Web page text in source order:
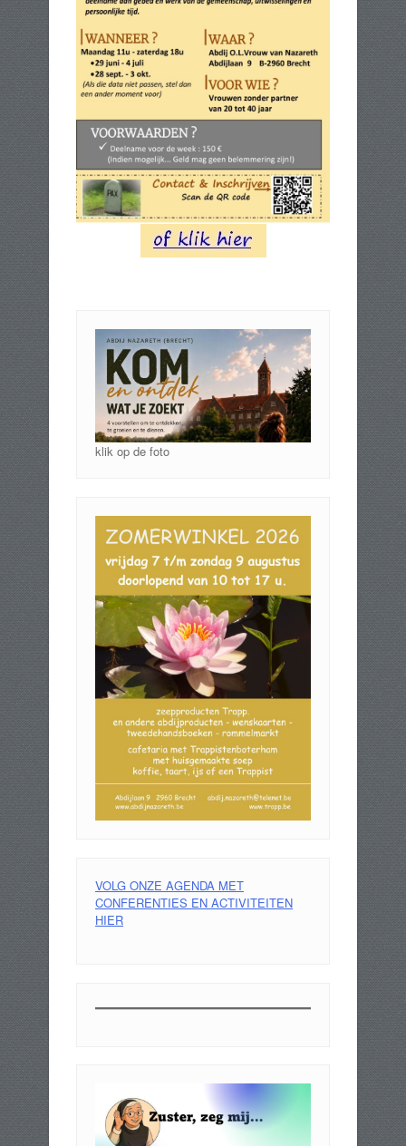
klik op de foto
VOLG ONZE AGENDA MET
CONFERENTIES EN ACTIVITEITEN
HIER